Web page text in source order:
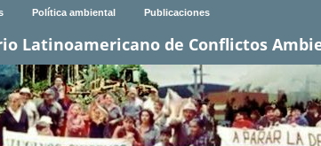
Política ambiental Publicaciones
Latinoamericano de Conflictos